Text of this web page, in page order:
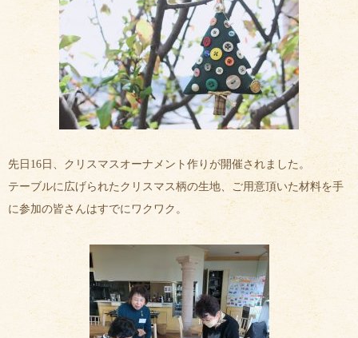
先日16日、クリスマスオーナメント作りが開催されました。
テーブルに広げられたクリスマス柄の生地、ご用意頂いた材料を手
に参加の皆さんはすでにワクワク。